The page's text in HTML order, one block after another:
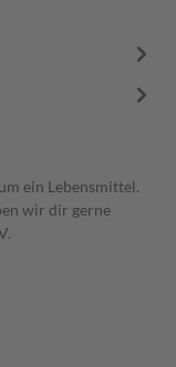
ein Lebensmittel.
wir dir gerne